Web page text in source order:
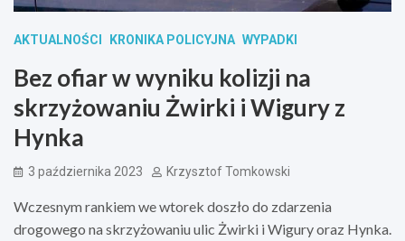
AKTUALNOŚCI KRONIKA POLICYJNA WYPADKI
Bez ofiar w wyniku kolizji na
skrzyżowaniu Żwirki i Wigury z
Hynka
3 października 2023 Krzysztof Tomkowski
Wczesnym rankiem we wtorek doszło do zdarzenia
drogowego na skrzyżowaniu ulic Żwirki i Wigury oraz Hynka.